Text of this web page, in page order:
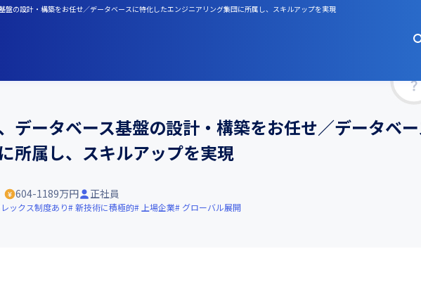
の設計・構築をお任せ／データベースに特化したエンジニアリング集団に所属し、スキルアップを実現
データベース基盤の設計・構築をお任せ／データベ
所属し、スキルアップを実現
604-1189万円 正社員
ックス制度あり 新技術に積極的 上場企業 グローバル展開